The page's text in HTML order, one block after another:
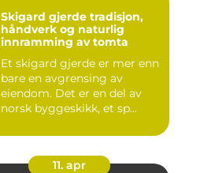
Skigard gjerde tradisjon,
håndverk og naturlig
innramming av tomta
Et skigard gjerde er mer enn
bare en avgrensing av
eiendom. Det er en del av
norsk byggeskikk, et sp...
11. apr